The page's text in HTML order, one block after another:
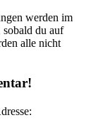
werden im
sobald du auf
alle nicht